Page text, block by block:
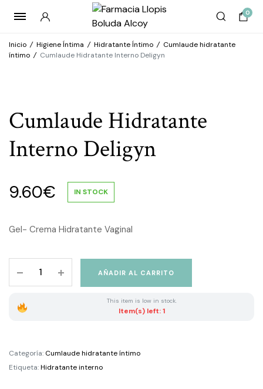
0
Inicio / Higiene Íntima / Hidratante Íntimo / Cumlaude hidratante
íntimo / Cumlaude Hidratante Interno Deligyn
Cumlaude Hidratante
Interno Deligyn
9.60€ IN STOCK
Gel- Crema Hidratante Vaginal
Hidratante
AÑADIR AL CARRITO
This item is low in stock.
Item(s) left: 1
Categoría: Cumlaude hidratante íntimo
Etiqueta:Hidratante interno